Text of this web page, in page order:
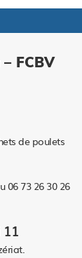
FCBV
de poulets
06 73 26 30 26